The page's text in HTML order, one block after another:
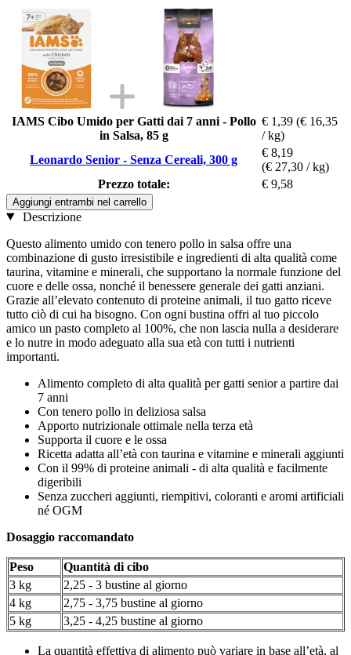
IAMS Cibo Umido per Gatti dai 7 anni - Pollo
in Salsa, 85 g
€ 1,39 (€ 16,35
/ kg)
Leonardo Senior - Senza Cereali, 300 g
€ 8,19
(€ 27,30 / kg)
Prezzo totale:
€ 9,58
Aggiungi entrambi nel carrello
Descrizione
Questo alimento umido con tenero pollo in salsa offre una
combinazione di gusto irresistibile e ingredienti di alta qualità come
taurina, vitamine e minerali, che supportano la normale funzione del
cuore e delle ossa, nonché il benessere generale dei gatti anziani.
Grazie all’elevato contenuto di proteine animali, il tuo gatto riceve
tutto ciò di cui ha bisogno. Con ogni bustina offri al tuo piccolo
amico un pasto completo al 100%, che non lascia nulla a desiderare
e lo nutre in modo adeguato alla sua età con tutti i nutrienti
importanti.
Alimento completo di alta qualità per gatti senior a partire dai
7 anni
Con tenero pollo in deliziosa salsa
Apporto nutrizionale ottimale nella terza età
Supporta il cuore e le ossa
Ricetta adatta all’età con taurina e vitamine e minerali aggiunti
Con il 99% di proteine animali - di alta qualità e facilmente
digeribili
Senza zuccheri aggiunti, riempitivi, coloranti e aromi artificiali
né OGM
Dosaggio raccomandato
Peso
Quantità di cibo
3 kg
2,25 - 3 bustine al giorno
4 kg
2,75 - 3,75 bustine al giorno
5 kg
3,25 - 4,25 bustine al giorno
La quantità effettiva di alimento può variare in base all’età, al